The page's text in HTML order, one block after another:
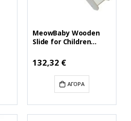
MeowBaby Wooden
Slide for Children
(ZS001IE) (MEBZS001IE)
132,32 €
ΑΓΟΡΆ